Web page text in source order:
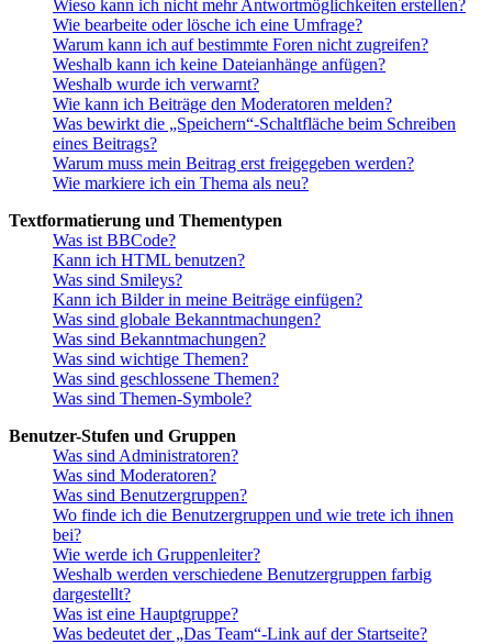
Wieso kann ich nicht mehr Antwortmöglichkeiten erstellen?
Wie bearbeite oder lösche ich eine Umfrage?
Warum kann ich auf bestimmte Foren nicht zugreifen?
Weshalb kann ich keine Dateianhänge anfügen?
Weshalb wurde ich verwarnt?
Wie kann ich Beiträge den Moderatoren melden?
Was bewirkt die „Speichern“-Schaltfläche beim Schreiben
eines Beitrags?
Warum muss mein Beitrag erst freigegeben werden?
Wie markiere ich ein Thema als neu?
Textformatierung und Thementypen
Was ist BBCode?
Kann ich HTML benutzen?
Was sind Smileys?
Kann ich Bilder in meine Beiträge einfügen?
Was sind globale Bekanntmachungen?
Was sind Bekanntmachungen?
Was sind wichtige Themen?
Was sind geschlossene Themen?
Was sind Themen-Symbole?
Benutzer-Stufen und Gruppen
Was sind Administratoren?
Was sind Moderatoren?
Was sind Benutzergruppen?
Wo finde ich die Benutzergruppen und wie trete ich ihnen
bei?
Wie werde ich Gruppenleiter?
Weshalb werden verschiedene Benutzergruppen farbig
dargestellt?
Was ist eine Hauptgruppe?
Was bedeutet der „Das Team“-Link auf der Startseite?